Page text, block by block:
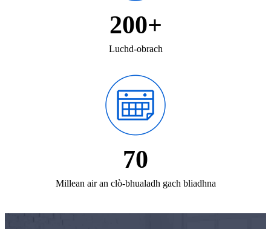
200+
Luchd-obrach
70
Millean air an clò-bhualadh gach bliadhna